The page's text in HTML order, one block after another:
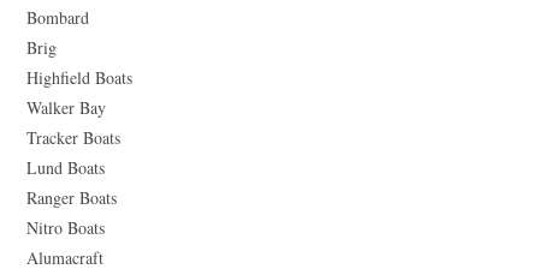
Bombard
Brig
Highfield Boats
Walker Bay
Tracker Boats
Lund Boats
Ranger Boats
Nitro Boats
Alumacraft